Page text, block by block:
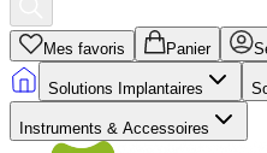
Mes favoris Panier
Solutions Implantaires
Instruments & Accessoires